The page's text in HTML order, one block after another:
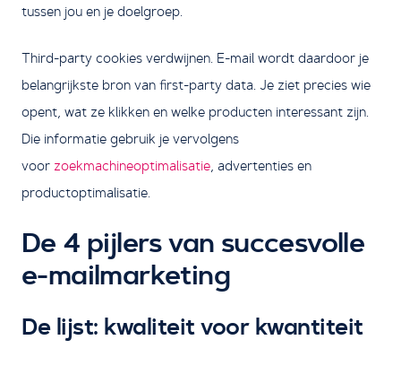
tussen jou en je doelgroep.
Third-party cookies verdwijnen. E-mail wordt daardoor je
belangrijkste bron van first-party data. Je ziet precies wie
opent, wat ze klikken en welke producten interessant zijn.
Die informatie gebruik je vervolgens
voor zoekmachineoptimalisatie, advertenties en
productoptimalisatie.
De 4 pijlers van succesvolle
e-mailmarketing
De lijst: kwaliteit voor kwantiteit